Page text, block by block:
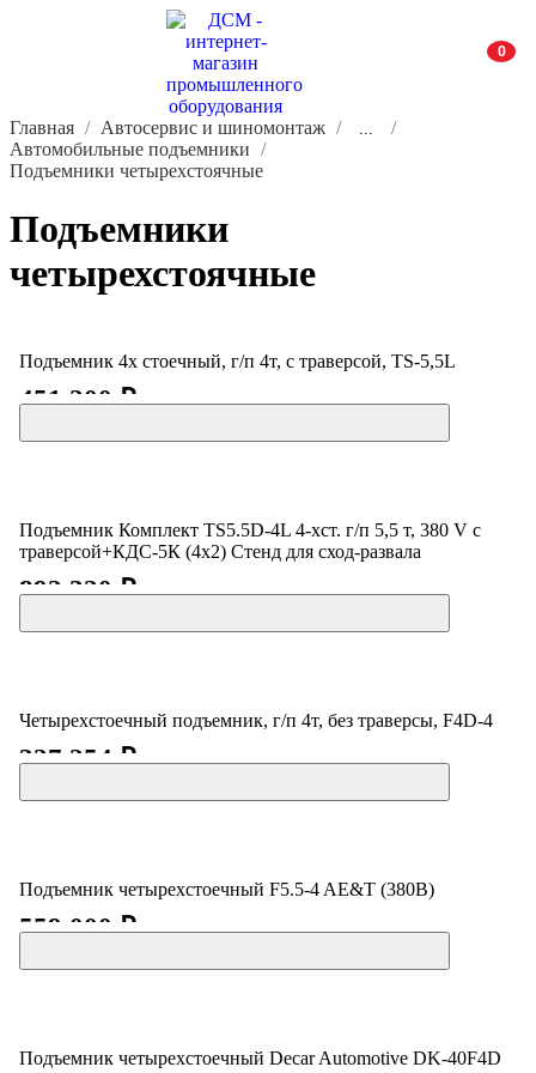
0
Главная Автосервис и шиномонтаж ...
Автомобильные подъемники
Подъемники четырехстоячные
Подъемники
четырехстоячные
Подъемник 4х стоечный, г/п 4т, с траверсой, TS-5,5L
451 200 ₽
Подъемник Комплект TS5.5D-4L 4-хст. г/п 5,5 т, 380 V с
траверсой+КДС-5К (4x2) Стенд для сход-развала
892 320 ₽
Четырехстоечный подъемник, г/п 4т, без траверсы, F4D-4
327 254 ₽
Подъемник четырехстоечный F5.5-4 AE&T (380B)
559 000 ₽
Подъемник четырехстоечный Decar Automotive DK-40F4D